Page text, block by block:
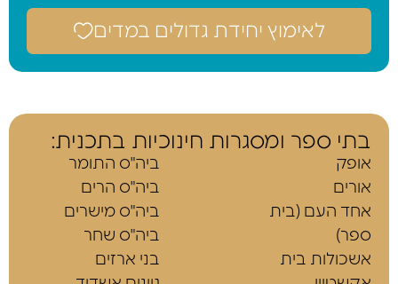
לאימוץ יחידת גדולים במדים
בתי ספר ומסגרות חינוכיות בתכנית:
אופק
אורים
אחד העם (בית
ספר)
אשכולות בית
ביה"ס התומר
ביה"ס הרים
ביה"ס מישרים
ביה"ס שחר
בני ארזים